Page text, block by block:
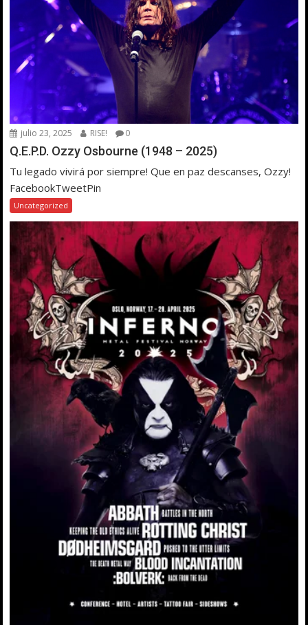
julio 23, 2025 RISE! 0
Q.E.P.D. Ozzy Osbourne (1948 – 2025)
Tu legado vivirá por siempre! Que en paz descanses, Ozzy!
FacebookTweetPin
Uncategorized